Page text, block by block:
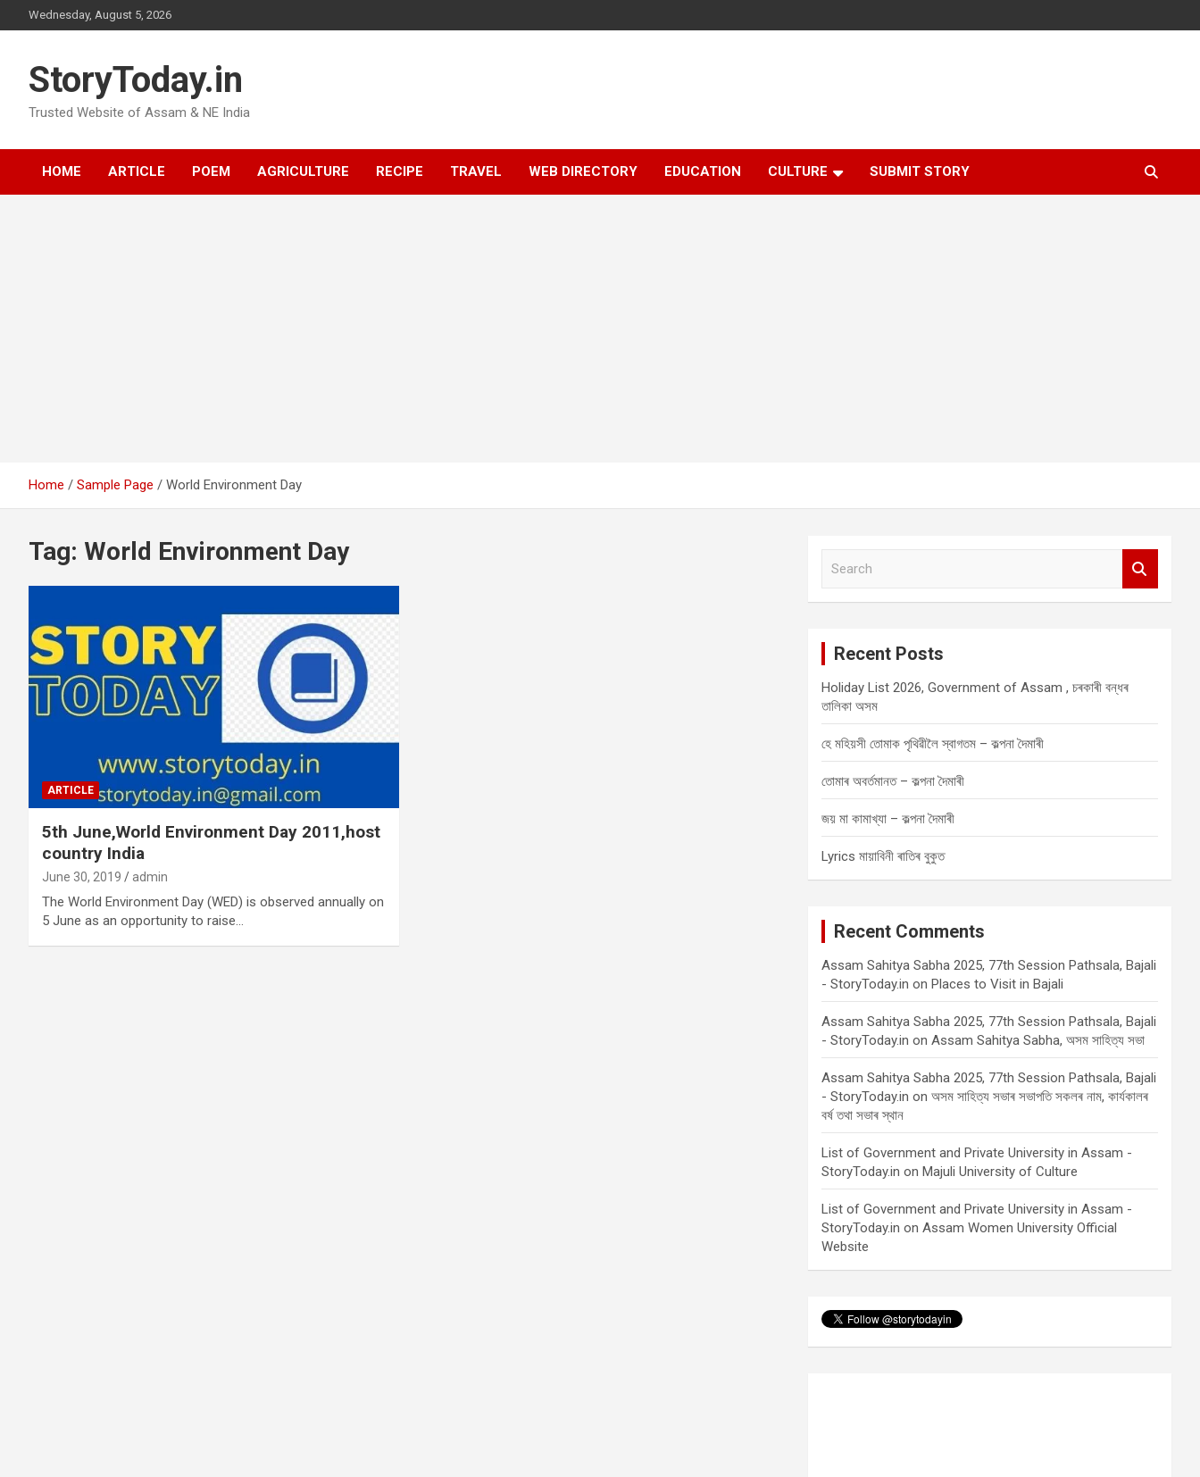
to
Wednesday, August 5, 2026
StoryToday.in
Trusted Website of Assam & NE India
HOME ARTICLE POEM AGRICULTURE RECIPE TRAVEL WEB DIRECTORY EDUCATION CULTURE SUBMIT STORY
Home Sample Page World Environment Day
Tag: World Environment Day
ARTICLE
5th June,World Environment Day 2011,host
country India
June 30, 2019 admin
The World Environment Day (WED) is observed annually on
5 June as an opportunity to raise…
Recent Posts
Holiday List 2026, Government of Assam , চৰকাৰী বন্ধৰ
তালিকা অসম
হে মহিয়সী তোমাক পৃথিৱীলৈ স্বাগতম – কল্পনা দৈমাৰী
তোমাৰ অবৰ্তমানত – কল্পনা দৈমাৰী
জয় মা কামাখ্যা – কল্পনা দৈমাৰী
Lyrics মায়াবিনী ৰাতিৰ বুকুত
Recent Comments
Assam Sahitya Sabha 2025, 77th Session Pathsala, Bajali
- StoryToday.in onPlaces to Visit in Bajali
Assam Sahitya Sabha 2025, 77th Session Pathsala, Bajali
- StoryToday.in onAssam Sahitya Sabha, অসম সাহিত্য সভা
Assam Sahitya Sabha 2025, 77th Session Pathsala, Bajali
- StoryToday.in onঅসম সাহিত্য সভাৰ সভাপতি সকলৰ নাম, কাৰ্যকালৰ
বৰ্ষ তথা সভাৰ স্থান
List of Government and Private University in Assam -
StoryToday.in onMajuli University of Culture
List of Government and Private University in Assam -
StoryToday.in onAssam Women University Official
Website